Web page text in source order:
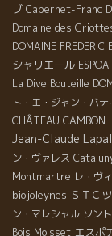
ブ Cabernet-Franc
Domaine des
DOMAINE FREDERIC
シャリエール
La Dive Bouteille
ト・エ・ジャン・バ
CHÂTEAU CAMBON
Jean-Claude
ン・ヴァレス
Montmartre レ・ヴ
biojoleynes ＳＴＣ
ン・マレシャル ソン
Bois Moisset エスポ